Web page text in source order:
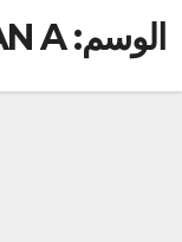
الوسم:A\